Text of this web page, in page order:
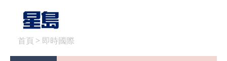
首頁 > 即時國際